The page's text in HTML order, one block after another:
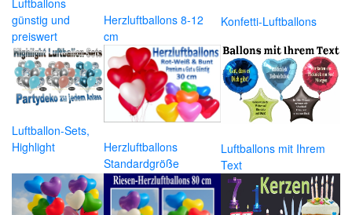
günstig und
preiswert
Herzluftballons 8-12
cm
Konfetti-Luftballons
Luftballon-Sets,
Highlight
Herzluftballons
Standardgröße
Luftballons mit Ihrem
Text